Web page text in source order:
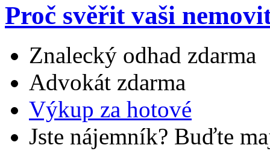
Proč svěřit vaši
Znalecký odhad zdarma
Advokát zdarma
Výkup za hotové
Jste nájemník? Buďte